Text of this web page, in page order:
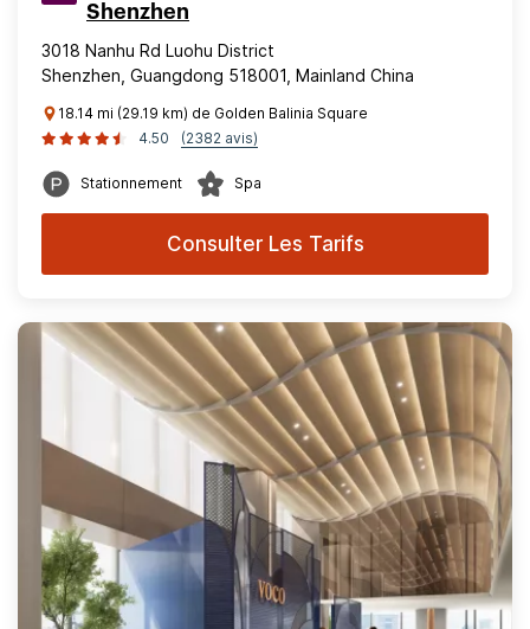
Shenzhen
3018 Nanhu Rd Luohu District
Shenzhen, Guangdong 518001, Mainland China
18.14 mi (29.19 km) de Golden Balinia Square
4.50
(2382 avis)
Stationnement Spa
Consulter Les Tarifs